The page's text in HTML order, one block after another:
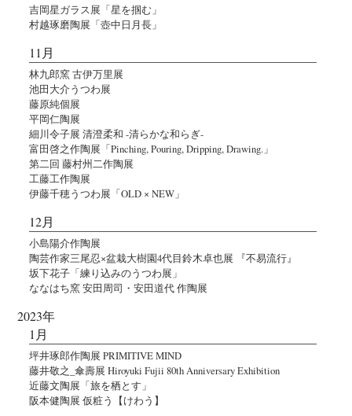
吉岡星ガラス展「星を掴む」
村越琢磨陶展「壺中日月長」
11月
林九郎窯 古伊万里展
池田大介うつわ展
藤原純個展
平岡仁陶展
細川令子展 清澄柔和 -清らかな和らぎ-
富田啓之作陶展「Pinching, Pouring, Dripping, Drawing.」
第二回 藤村州二作陶展
工藤工作陶展
伊藤千穂うつわ展「OLD × NEW」
12月
小島陽介作陶展
陶芸作家三尾忍×盆栽大樹園4代目鈴木卓也展 『不易流行』
坂下花子「練り込みのうつわ展」
ななはち窯 安田周司・安田道代 作陶展
2023年
1月
坪井琢郎作陶展 PRIMITIVE MIND
藤井敬之_傘壽展 Hiroyuki Fujii 80th Anniversary Exhibition
近藤文陶展「旅を栖とす」
阪本健陶展 仮粧う【けわう】